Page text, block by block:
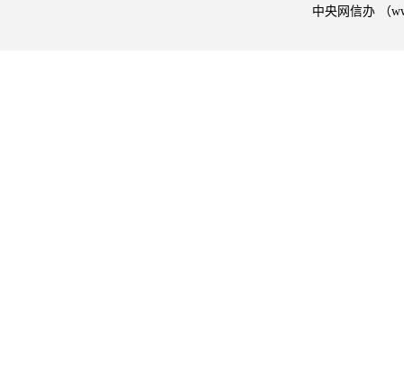
中央网信办 （